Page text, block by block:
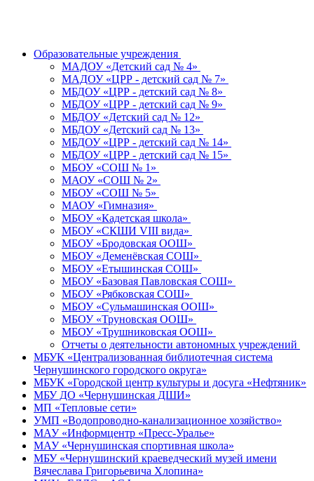
Образовательные учреждения
МАДОУ «Детский сад № 4»
МАДОУ «ЦРР - детский сад № 7»
МБДОУ «ЦРР - детский сад № 8»
МБДОУ «ЦРР - детский сад № 9»
МБДОУ «Детский сад № 12»
МБДОУ «Детский сад № 13»
МБДОУ «ЦРР - детский сад № 14»
МБДОУ «ЦРР - детский сад № 15»
МБОУ «СОШ № 1»
МАОУ «СОШ № 2»
МБОУ «СОШ № 5»
МАОУ «Гимназия»
МБОУ «Кадетская школа»
МБОУ «СКШИ VIII вида»
МБОУ «Бродовская ООШ»
МБОУ «Деменёвская СОШ»
МБОУ «Етышинская СОШ»
МБОУ «Базовая Павловская СОШ»
МБОУ «Рябковская СОШ»
МБОУ «Сульмашинская ООШ»
МБОУ «Труновская ООШ»
МБОУ «Трушниковская ООШ»
Отчеты о деятельности автономных учреждений
МБУК «Централизованная библиотечная система
Чернушинского городского округа»
МБУК «Городской центр культуры и досуга «Нефтяник»
МБУ ДО «Чернушинская ДШИ»
МП «Тепловые сети»
УМП «Водопроводно-канализационное хозяйство»
МАУ «Информцентр «Пресс-Уралье»
МАУ «Чернушинская спортивная школа»
МБУ «Чернушинский краеведческий музей имени
Вячеслава Григорьевича Хлопина»